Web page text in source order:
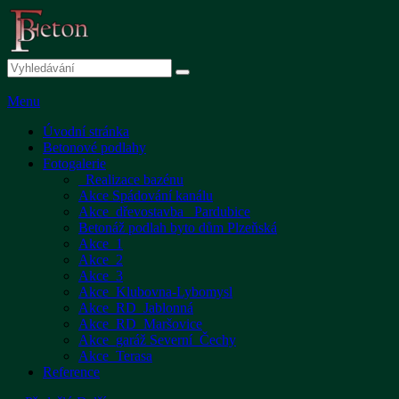
Skip
content
Search
for:
Search
Menu
Primární
menu
Úvodní stránka
Betonové podlahy
Fotogalerie
_Realizace bazénu
Akce Spádování kanálu
Akce_dřevostavba _Pardubice
Betonáž podlah byto dům Plzeňská
Akce_1
Akce_2
Akce_3
Akce_Klubovna-Lybomysl
Akce_RD_Jablonná
Akce_RD_Maršovice
Akce_garáž Severní_Čechy
Akce_Terasa
Reference